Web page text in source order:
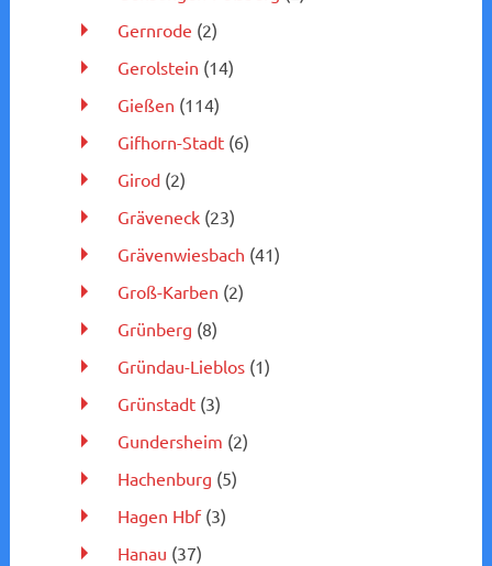
Gernrode (2)
Gerolstein (14)
Gießen (114)
Gifhorn-Stadt(6)
Girod(2)
Gräveneck(23)
Grävenwiesbach (41)
Groß-Karben (2)
Grünberg (8)
Gründau-Lieblos(1)
Grünstadt(3)
Gundersheim (2)
Hachenburg (5)
Hagen Hbf(3)
Hanau (37)